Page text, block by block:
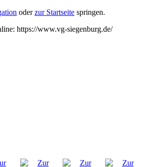
oderzur Startseite springen.
https://www.vg-siegenburg.de/